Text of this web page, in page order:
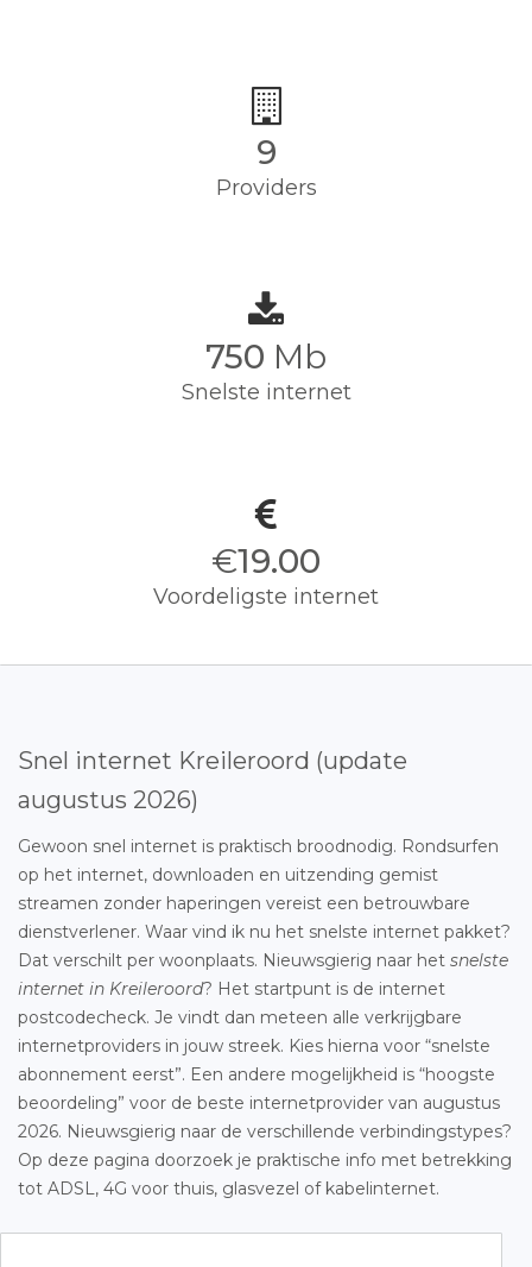
9
Providers
750 Mb
Snelste internet
€19.00
Voordeligste internet
Snel internet Kreileroord (update
augustus 2026)
Gewoon snel internet is praktisch broodnodig. Rondsurfen
op het internet, downloaden en uitzending gemist
streamen zonder haperingen vereist een betrouwbare
dienstverlener. Waar vind ik nu het snelste internet pakket?
Dat verschilt per woonplaats. Nieuwsgierig naar het snelste
internet in Kreileroord? Het startpunt is de internet
postcodecheck. Je vindt dan meteen alle verkrijgbare
internetproviders in jouw streek. Kies hierna voor “snelste
abonnement eerst”. Een andere mogelijkheid is “hoogste
beoordeling” voor de beste internetprovider van augustus
2026. Nieuwsgierig naar de verschillende verbindingstypes?
Op deze pagina doorzoek je praktische info met betrekking
tot ADSL, 4G voor thuis, glasvezel of kabelinternet.